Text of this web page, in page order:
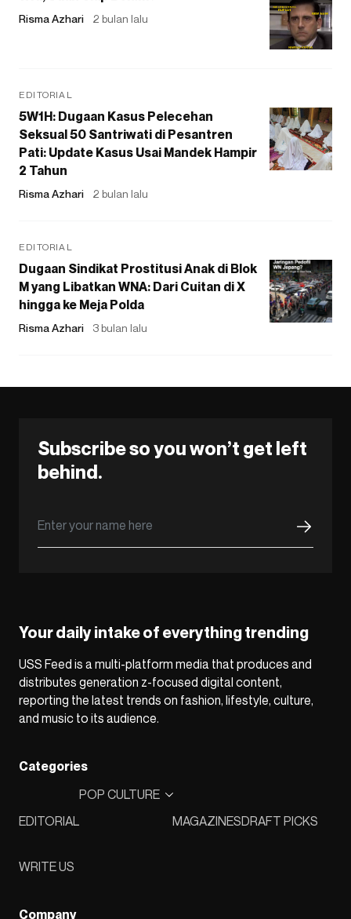
Risma Azhari 2 bulan lalu
EDITORIAL
5W1H: Dugaan Kasus Pelecehan
Seksual 50 Santriwati di Pesantren
Pati: Update Kasus Usai Mandek Hampir
2 Tahun
Risma Azhari 2 bulan lalu
EDITORIAL
Dugaan Sindikat Prostitusi Anak di Blok
M yang Libatkan WNA: Dari Cuitan di X
hingga ke Meja Polda
Risma Azhari 3 bulan lalu
Subscribe so you won’t get left
behind.
Your daily intake of everything trending
USS Feed is a multi-platform media that produces and
distributes generation z-focused digital content,
reporting the latest trends on fashion, lifestyle, culture,
and music to its audience.
Categories
EDITORIAL
POP CULTURE
MAGAZINESDRAFT PICKS
WRITE US
Company